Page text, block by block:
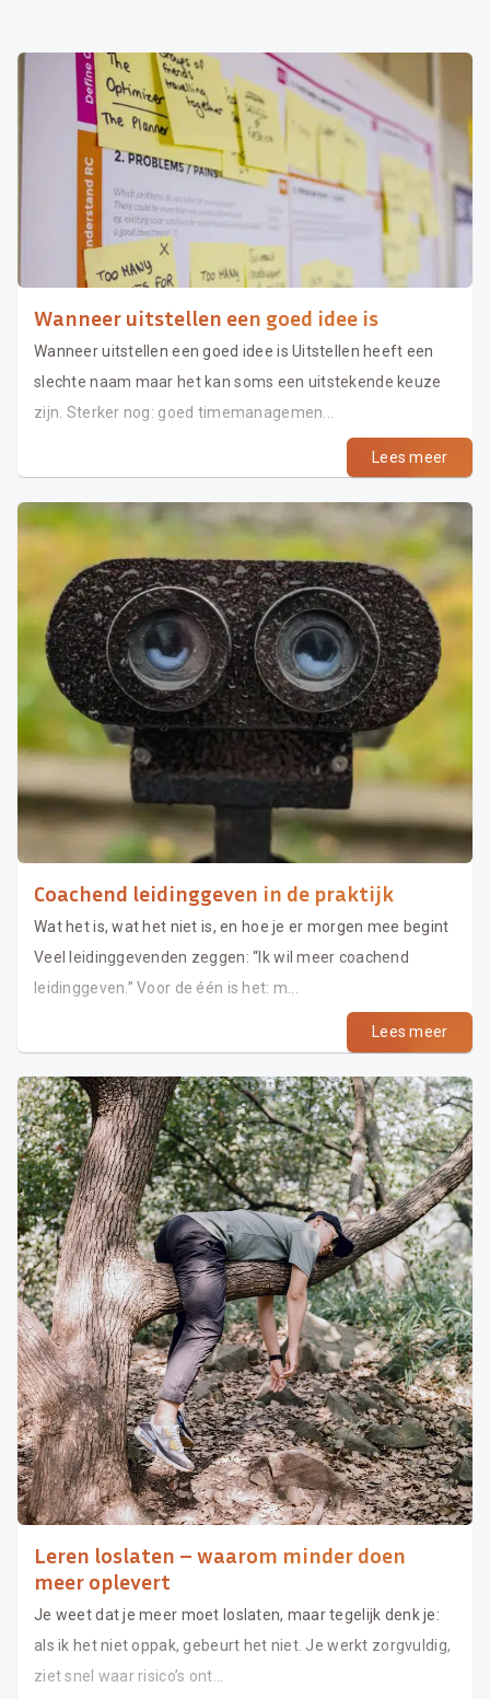
Wanneer uitstellen een goed idee is
Wanneer uitstellen een goed idee is Uitstellen heeft een
slechte naam maar het kan soms een uitstekende keuze
zijn. Sterker nog: goed timemanagemen...
Lees meer
Coachend leidinggeven in de praktijk
Wat het is, wat het niet is, en hoe je er morgen mee begint
Veel leidinggevenden zeggen: “Ik wil meer coachend
leidinggeven.” Voor de één is het: m...
Lees meer
Leren loslaten – waarom minder doen
meer oplevert
Je weet dat je meer moet loslaten, maar tegelijk denk je:
als ik het niet oppak, gebeurt het niet. Je werkt zorgvuldig,
ziet snel waar risico’s ont...